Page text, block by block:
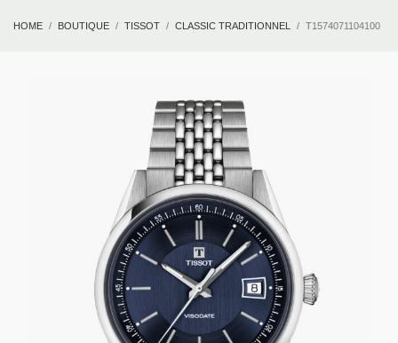
HOME BOUTIQUE TISSOT CLASSIC TRADITIONNEL T1574071104100